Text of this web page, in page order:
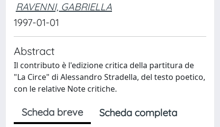
RAVENNI, GABRIELLA
1997-01-01
Abstract
Il contributo è l'edizione critica della partitura de
"La Circe" di Alessandro Stradella, del testo poetico,
con le relative Note critiche.
Scheda breve
Scheda completa